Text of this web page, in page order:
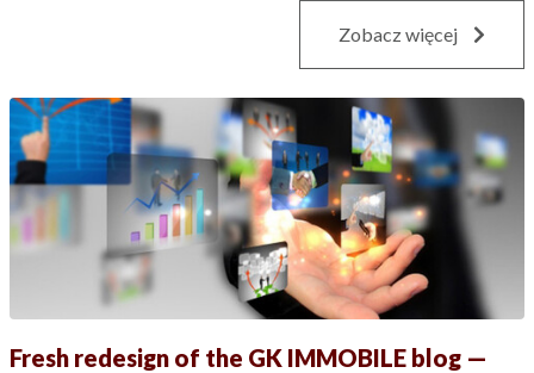
Zobacz więcej
Fresh redesign of the GK IMMOBILE blog —